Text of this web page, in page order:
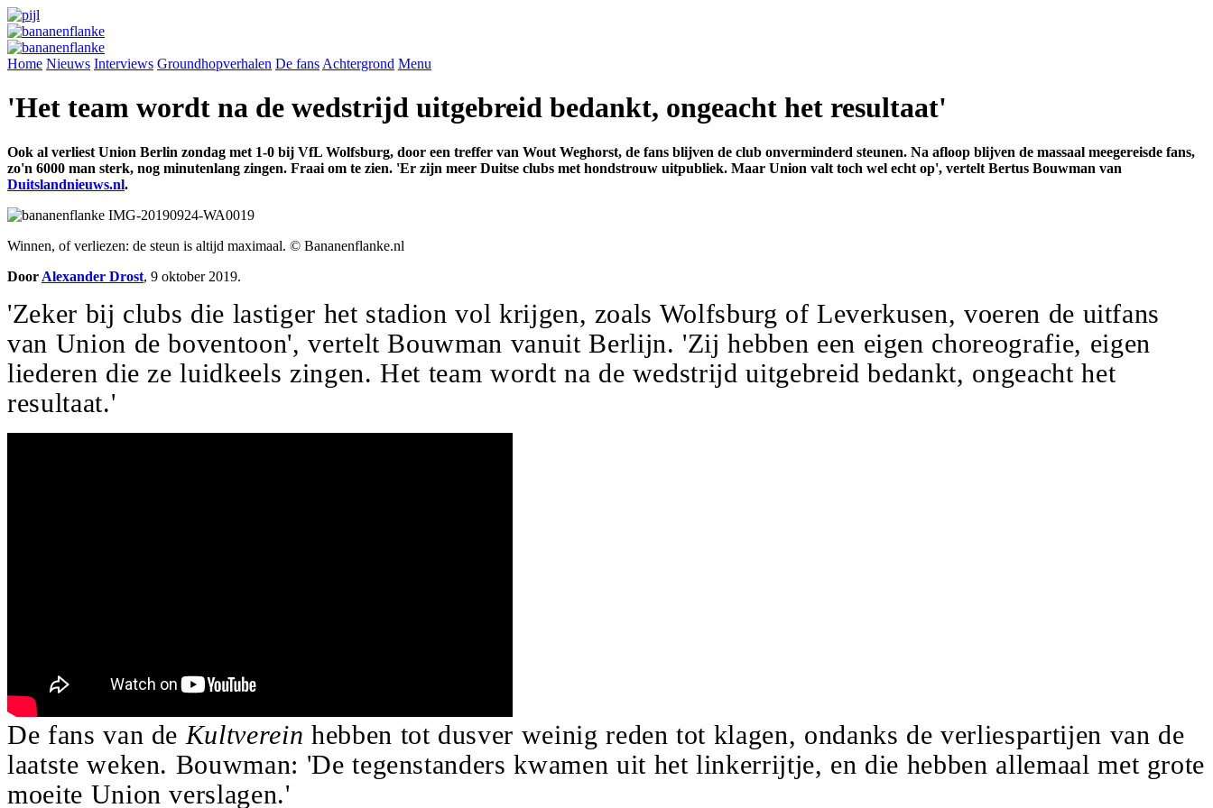
Home Nieuws Interviews Groundhopverhalen De fans Achtergrond Menu
'Het team wordt na de wedstrijd uitgebreid bedankt, ongeacht het resultaat'
Ook al verliest Union Berlin zondag met 1-0 bij VfL Wolfsburg, door een treffer van Wout Weghorst, de fans blijven de club onverminderd steunen. Na afloop blijven de massaal meegereisde fans,
zo'n 6000 man sterk, nog minutenlang zingen. Fraai om te zien. 'Er zijn meer Duitse clubs met hondstrouw uitpubliek. Maar Union valt toch wel echt op', vertelt Bertus Bouwman van
Duitslandnieuws.nl.
Winnen, of verliezen: de steun is altijd maximaal. © Bananenflanke.nl
Door Alexander Drost, 9 oktober 2019.
'Zeker bij clubs die lastiger het stadion vol krijgen, zoals Wolfsburg of Leverkusen, voeren de uitfans
van Union de boventoon', vertelt Bouwman vanuit Berlijn. 'Zij hebben een eigen choreografie, eigen
liederen die ze luidkeels zingen. Het team wordt na de wedstrijd uitgebreid bedankt, ongeacht het
resultaat.'
De fans van de Kultverein hebben tot dusver weinig reden tot klagen, ondanks de verliespartijen van de
laatste weken. Bouwman: 'De tegenstanders kwamen uit het linkerrijtje, en die hebben allemaal met grote
moeite Union verslagen.'